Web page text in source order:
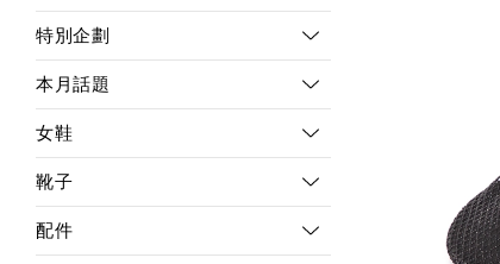
特別企劃
本月話題
女鞋
靴子
配件